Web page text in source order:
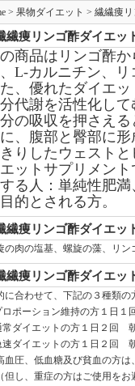
> 果物ダイエット > 繊繊痩
繊痩リンゴ酢ダイエッ
商品はリンゴ酢
、L-カルニチン、
、優れたダイエッ
代謝を活性化し
の吸収を押さえる
、腹部と臀部に
りしたウェスト
ットサプリメント
る人：単純性肥
的とされる方。
繊痩リンゴ酢ダイエッ
の肉の塩基、螺旋の藻、リ
繊痩リンゴ酢ダイエッ
に合わせて、下記の３種類の
ロポーション維持の方１日
常ダイエットの方１日２回
速ダイエットの方１日２回
血圧、低血糖及び貧血の方
し、重症の方はご使用をお